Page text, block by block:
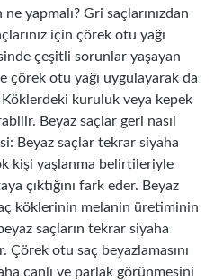
yapmalı? Gri saçlarınızdan
için çörek otu yağı
çeşitli sorunlar yaşayan
çörek otu yağı uygulayarak da
kuruluk veya kepek
Beyaz saçlar geri nasıl
Beyaz saçlar tekrar siyaha
kişi yaşlanma belirtileriyle
çıktığını fark eder. Beyaz
köklerinin melanin üretiminin
saçların tekrar siyaha
otu saç beyazlamasını
canlı ve parlak görünmesini